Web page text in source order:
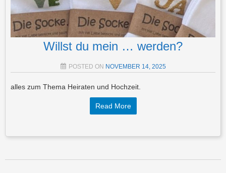
Willst du mein … werden?
POSTED ON NOVEMBER 14, 2025
alles zum Thema Heiraten und Hochzeit.
Read More